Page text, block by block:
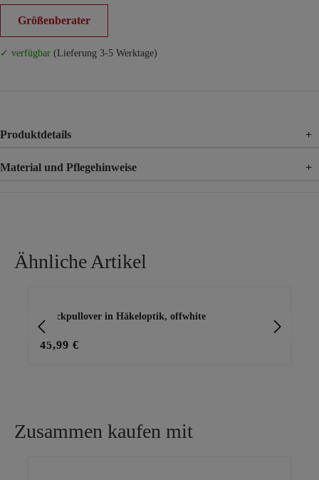
Größenberater
✓ verfügbar (Lieferung 3-5 Werktage)
Produktdetails +
Material und Pflegehinweise +
Ähnliche Artikel
Strickpullover in Häkeloptik, offwhite
45,99 €
Zusammen kaufen mit